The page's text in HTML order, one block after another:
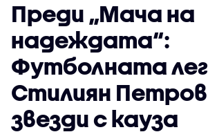
Преди „Мача на
надеждата“:
Футболната
Стилиян
звезди с кауза